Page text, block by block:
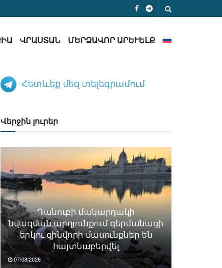
ՎՐԱՍՏԱՆ ՄԵՐՁԱՎՈՐ ԱՐԵՒԵԼՔ
Հետևեք մեզ տելեգրամում
Վերջին լուրեր
Դանուբի մակարդակի
նվազման արդյունքում գերմանացի
երկու զինվորի մասունքներ են
հայտնաբերվել
07/08/2026